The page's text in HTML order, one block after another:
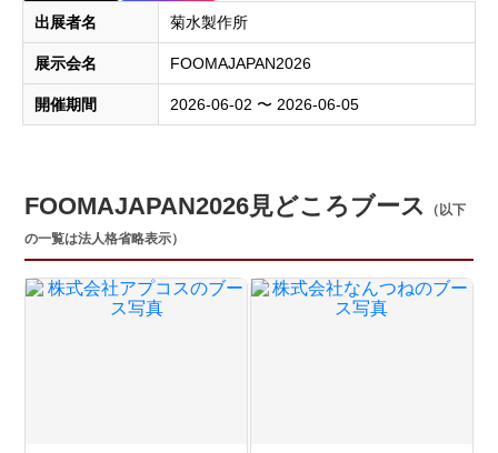
出展者名 菊水製作所
展示会名 FOOMAJAPAN2026
開催期間 2026-06-02 〜 2026-06-05
FOOMAJAPAN2026見どころブース
（以下
の一覧は法人格省略表示）